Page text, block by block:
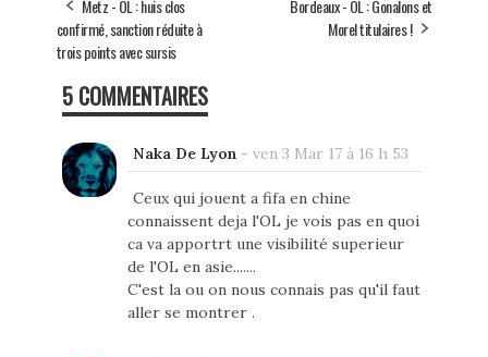
Metz - OL : huis clos
confirmé, sanction réduite à
trois points avec sursis
Bordeaux - OL : Gonalons et
Morel titulaires !
5 COMMENTAIRES
Naka De Lyon - ven 3 Mar 17 à 16 h 53
Ceux qui jouent a fifa en chine
connaissent deja l'OL je vois pas en quoi
ca va apportrt une visibilité superieur
de l'OL en asie.......
C'est la ou on nous connais pas qu'il faut
aller se montrer .